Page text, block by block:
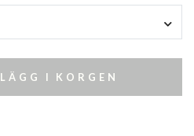
LÄGG I KORGEN